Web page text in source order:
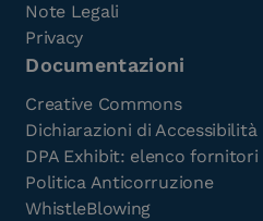
Note Legali
Privacy
Documentazioni
Creative Commons
Dichiarazioni di Accessibilità
DPA Exhibit: elenco fornitori
Politica Anticorruzione
WhistleBlowing